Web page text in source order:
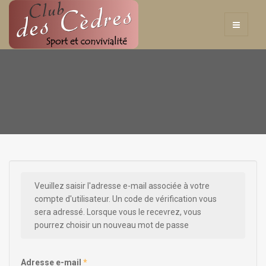
Veuillez saisir l'adresse e-mail associée à votre
compte d'utilisateur. Un code de vérification vous
sera adressé. Lorsque vous le recevrez, vous
pourrez choisir un nouveau mot de passe
Adresse e-mail *